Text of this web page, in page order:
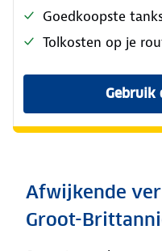
Goedkoopste
Tolkosten op je
Gebruik
Afwijkende
Groot-